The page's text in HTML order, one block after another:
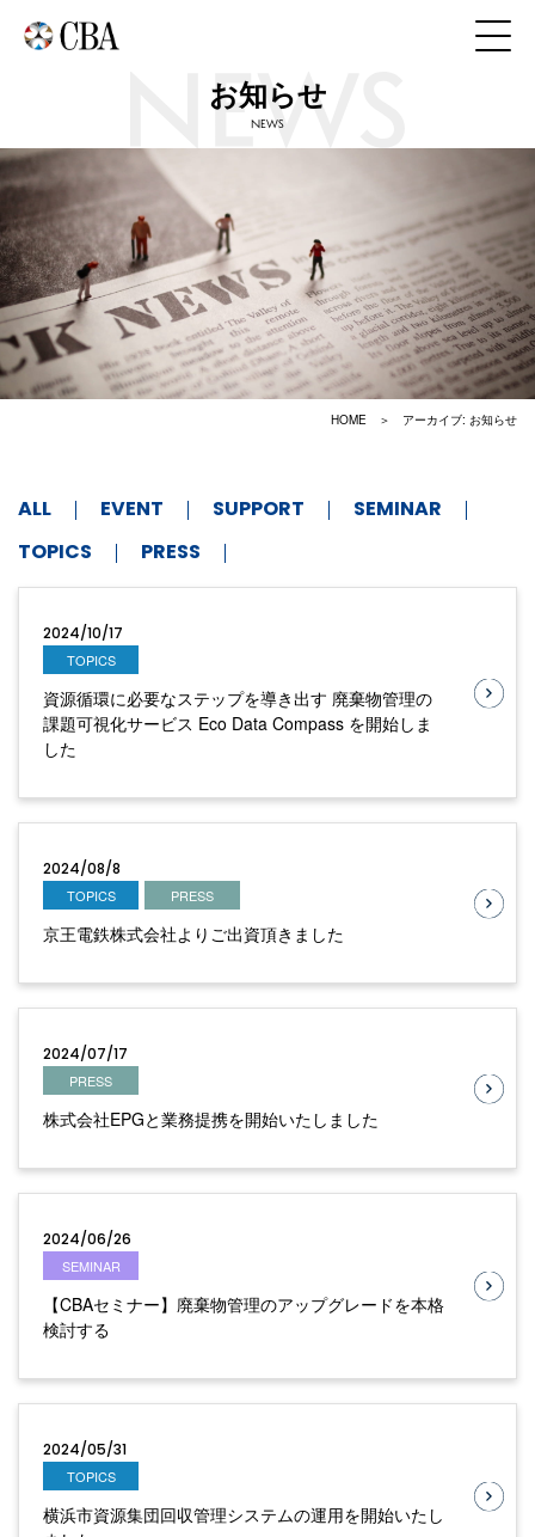
お知らせ
NEWS
HOME アーカイブ: お知らせ
ALL EVENT SUPPORT SEMINAR
TOPICS PRESS
2024/10/17
TOPICS
資源循環に必要なステップを導き出す 廃棄物管理の
課題可視化サービス Eco Data Compass を開始しま
した
2024/08/8
TOPICS PRESS
京王電鉄株式会社よりご出資頂きました
2024/07/17
PRESS
株式会社EPGと業務提携を開始いたしました
2024/06/26
SEMINAR
【CBAセミナー】廃棄物管理のアップグレードを本格
検討する
2024/05/31
TOPICS
横浜市資源集団回収管理システムの運用を開始いたし